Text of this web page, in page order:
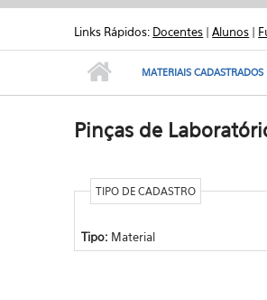
Links Rápidos: Docentes |Alunos |
MATERIAIS CADASTRADOS
Pinças de
TIPO DE CADASTRO
Tipo: Material